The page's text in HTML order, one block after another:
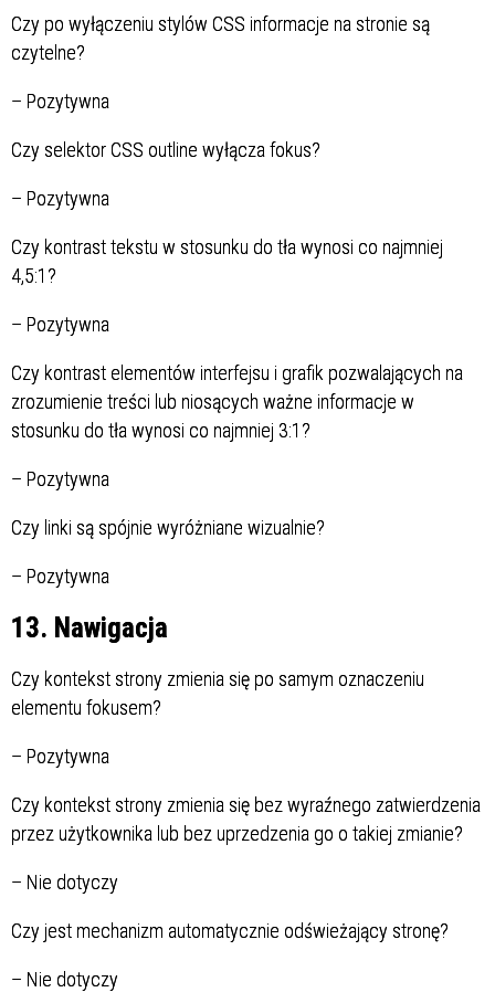
Czy po wyłączeniu stylów CSS informacje na stronie są
czytelne?
– Pozytywna
Czy selektor CSS outline wyłącza fokus?
– Pozytywna
Czy kontrast tekstu w stosunku do tła wynosi co najmniej
4,5:1?
– Pozytywna
Czy kontrast elementów interfejsu i grafik pozwalających na
zrozumienie treści lub niosących ważne informacje w
stosunku do tła wynosi co najmniej 3:1?
– Pozytywna
Czy linki są spójnie wyróżniane wizualnie?
– Pozytywna
13. Nawigacja
Czy kontekst strony zmienia się po samym oznaczeniu
elementu fokusem?
– Pozytywna
Czy kontekst strony zmienia się bez wyraźnego zatwierdzenia
przez użytkownika lub bez uprzedzenia go o takiej zmianie?
– Nie dotyczy
Czy jest mechanizm automatycznie odświeżający stronę?
– Nie dotyczy